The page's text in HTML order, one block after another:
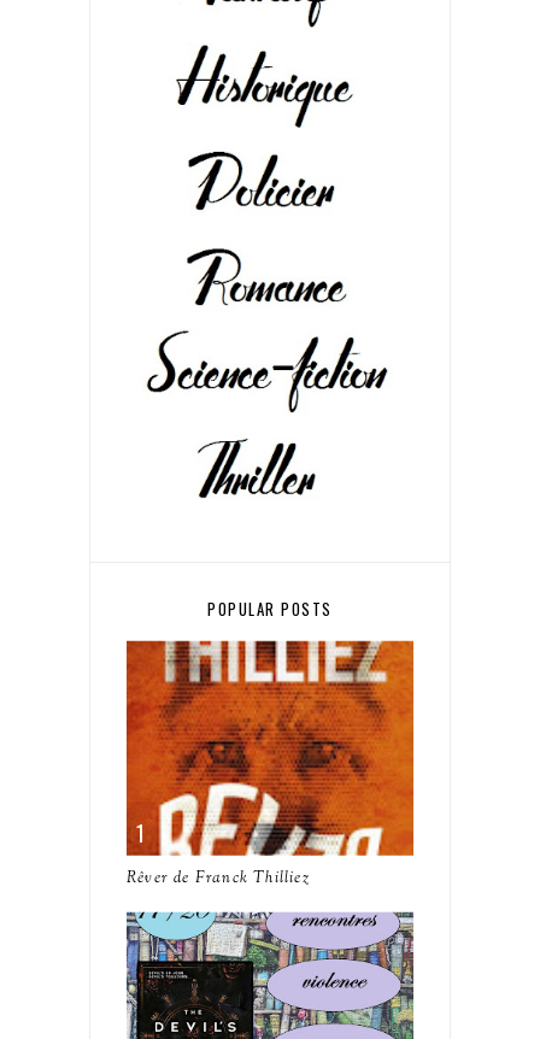
POPULAR POSTS
Rêver de Franck Thilliez